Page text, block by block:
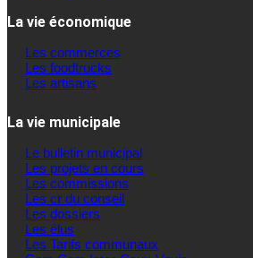
La vie économique
Les commerces
Les foodtrucks
Les artisans
La vie municipale
Le bulletin municipal
Les projets en cours
Les commissions
Les cr du conseil
Les dossiers
Les élus
Les Tarifs communaux